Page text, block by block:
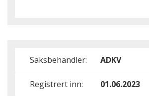
Saksbehandler: ADKV
Registrert inn: 01.06.2023